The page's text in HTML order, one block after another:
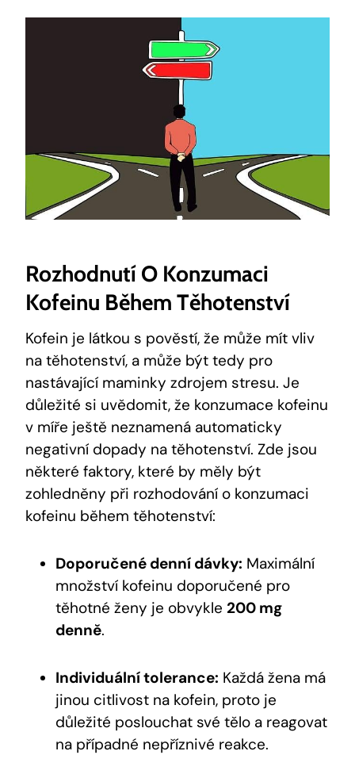
Rozhodnutí‍ O Konzumaci
Kofeinu Během Těhotenství
Kofein‍ je⁤ látkou s pověstí, že může mít vliv
na těhotenství, a může být tedy pro
nastávající maminky zdrojem stresu. Je
důležité si uvědomit, že konzumace kofeinu
v ⁤míře⁤ ještě ⁣neznamená⁣ automaticky
negativní dopady na⁢ těhotenství. Zde jsou
některé​ faktory, které by měly‌ být
zohledněny​ při ‍rozhodování o konzumaci
kofeinu během těhotenství:
Doporučené denní ‍dávky: Maximální
množství kofeinu doporučené pro
těhotné ženy je​ obvykle 200 mg
denně.
Individuální tolerance: ‌Každá žena má
jinou ‌citlivost na​ kofein, proto je‌
důležité poslouchat své tělo a reagovat
na případné nepříznivé reakce.